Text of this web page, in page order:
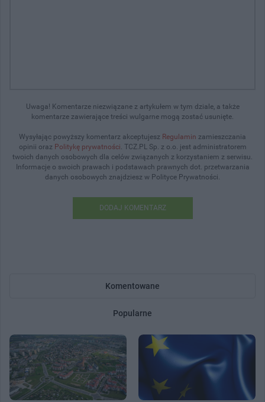
Uwaga! Komentarze niezwiązane z artykułem w tym dziale, a także
komentarze zawierające treści wulgarne mogą zostać usunięte.
Wysyłając powyższy komentarz akceptujesz Regulamin zamieszczania
opinii oraz Politykę prywatności. TCZ.PL Sp. z o.o. jest administratorem
twoich danych osobowych dla celów związanych z korzystaniem z serwisu.
Informacje o swoich prawach i podstawach prawnych dot. przetwarzania
danych osobowych znajdziesz w Polityce Prywatności.
DODAJ KOMENTARZ
Komentowane
Popularne